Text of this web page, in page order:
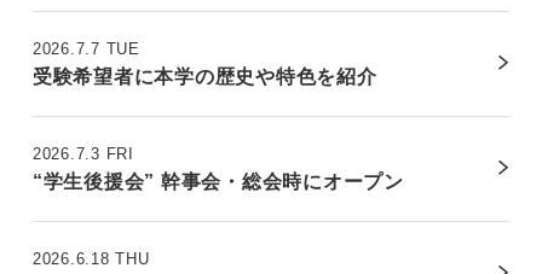
2026.7.7 TUE
受験希望者に本学の歴史や特色を紹介
2026.7.3 FRI
“学生後援会” 幹事会・総会時にオープン
2026.6.18 THU